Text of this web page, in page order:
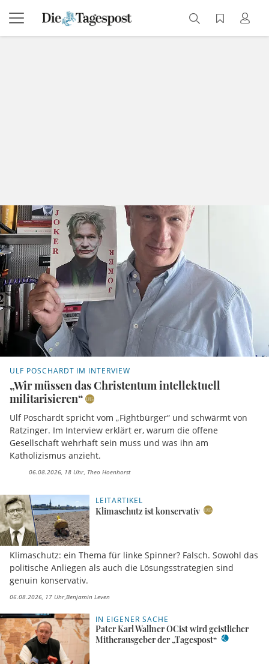
ULF POSCHARDT IM INTERVIEW
„Wir müssen das Christentum intellektuell
militarisieren“
Ulf Poschardt spricht vom „Fightbürger“ und schwärmt von
Ratzinger. Im Interview erklärt er, warum die offene
Gesellschaft wehrhaft sein muss und was ihn am
Katholizismus anzieht.
06.08.2026, 18 Uhr Theo Hoenhorst
LEITARTIKEL
Klimaschutz ist konservativ
Klimaschutz: ein Thema für linke Spinner? Falsch. Sowohl das
politische Anliegen als auch die Lösungsstrategien sind
genuin konservativ.
06.08.2026, 17 Uhr Benjamin Leven
IN EIGENER SACHE
Pater Karl Wallner OCist wird geistlicher
Mitherausgeber der „Tagespost“